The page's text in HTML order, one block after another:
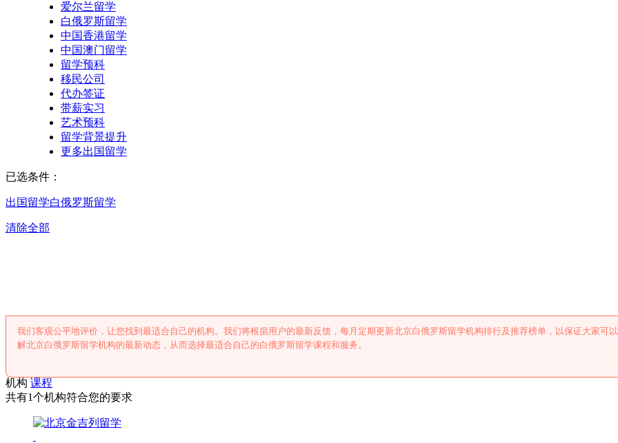
爱尔兰留学
白俄罗斯留学
中国香港留学
中国澳门留学
留学预科
移民公司
代办签证
带薪实习
艺术预科
留学背景提升
更多出国留学
已选条件：
出国留学白俄罗斯留学
清除全部
我们客观公平地评价，让您找到最适合自己的机构。我们将根据用户的最新反馈，每月定期更新北京白俄罗斯留学机构排行及推荐榜单，以保证大家可
解北京白俄罗斯留学机构的最新动态，从而选择最适合自己的白俄罗斯留学课程和服务。
机构 课程
共有1个机构符合您的要求